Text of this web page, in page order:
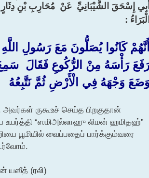
إِسْحَقَ الشَّيْبَانِيِّ ‏ ‏عَنْ ‏ ‏مُحَارِبِ بْنِ دِثَارٍ
:‏‏
كَانُوا يُصَلُّونَ مَعَ رَسُولِ
رَأْسَهُ مِنْ الرُّكُوعِ فَقَالَ
وَجْهَهُ فِي الْأَرْضِ ثُمَّ نَتَّبِعُهُ
ருகூஉச் செய்த பிறகுதான்
உயர்த்தி “ஸமிஅல்லாஹு லிமன் ஹமிதஹ்”
பூமியில் வைப்பதைப் பார்க்கும்வரை
யஸீத் (ரலி)